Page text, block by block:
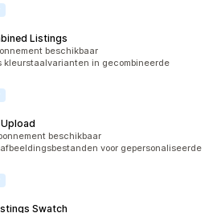
Listings
beschikbaar
kleurstaalvarianten in gecombineerde
beschikbaar
voor gepersonaliseerde
Swatch